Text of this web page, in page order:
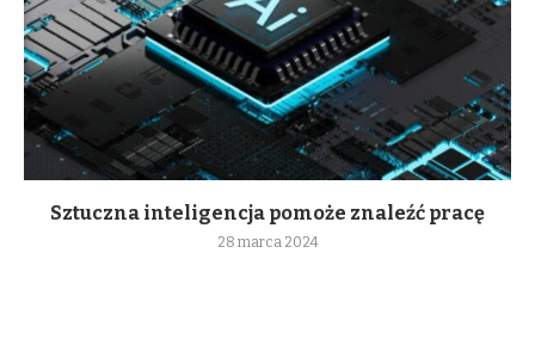
Sztuczna inteligencja pomoże znaleźć pracę
28 marca 2024